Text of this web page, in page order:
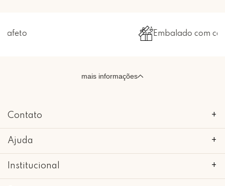
Embalado com carinho
mais informações
Contato +
Ajuda +
Institucional +